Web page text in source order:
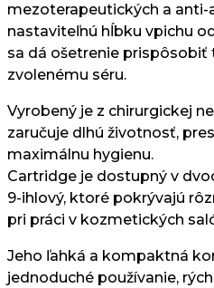
mezoterapeutických a
nastaviteľnú hĺbku vpichu
sa dá ošetrenie prispôsobiť
zvolenému séru.
Vyrobený je z chirurgickej
zaručuje dlhú životnosť,
maximálnu hygienu.
Cartridge je dostupný v
9-ihlový, ktoré pokrývajú
pri práci v kozmetických
Jeho ľahká a kompaktná
jednoduché používanie,